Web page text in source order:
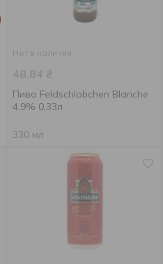
Нет в наличии
48.84 ₴
Пиво Feldschlobchen Blanche
4,9% 0,33л
330 мл